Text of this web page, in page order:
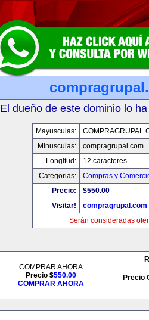
El dueño de este dominio lo
Mayusculas:
Minusculas:
compragrupal.com
Longitud:
12 caracteres
Categorias:
Compras y
Precio:
$550.00
Visitar!
compragrupal.com
Serán consideradas
COMPRAR AHORA
Precio $550.00
COMPRAR AHORA
Precio